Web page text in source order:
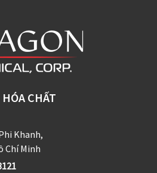
CHẤT
Khanh,
Chí Minh